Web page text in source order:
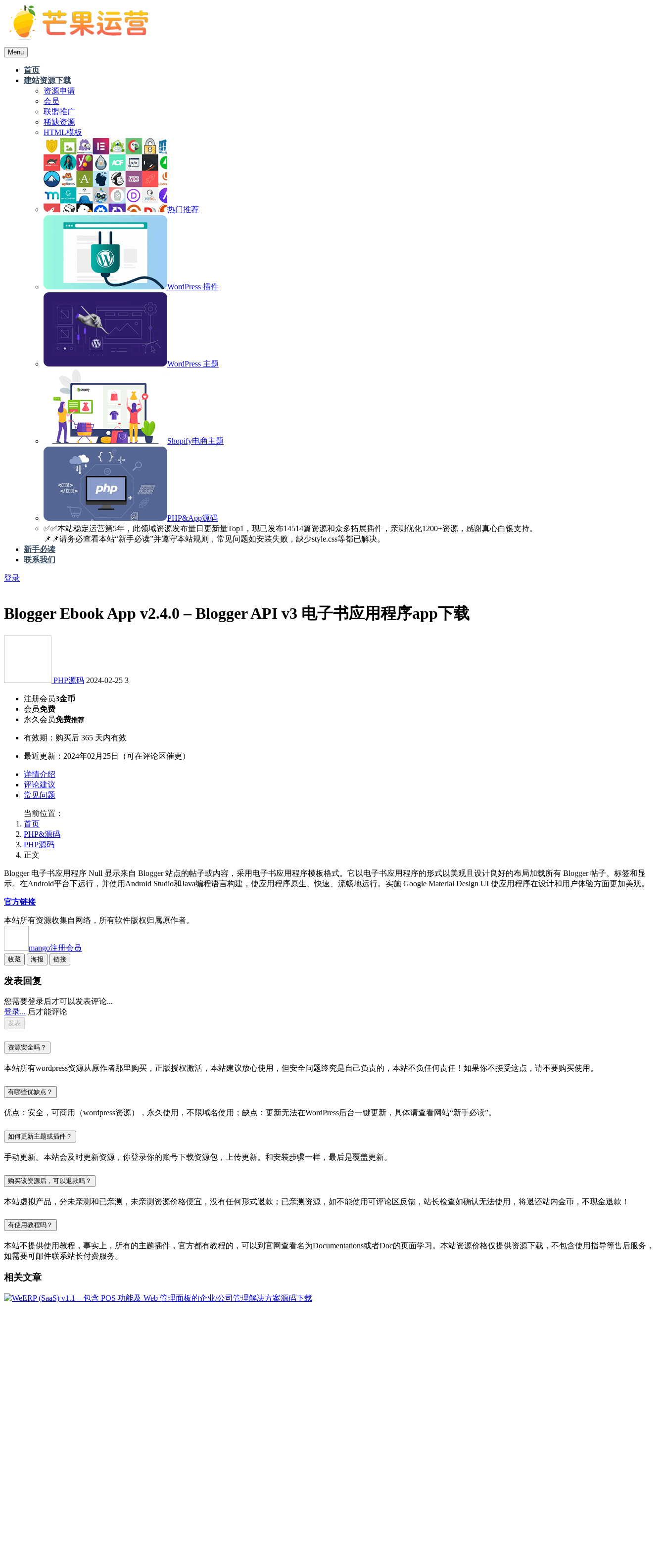
Menu
首页
建站资源下载
资源申请
会员
联盟推广
稀缺资源
HTML模板
热门推荐
WordPress 插件
WordPress 主题
Shopify电商主题
PHP&App源码
✅️✅️本站稳定运营第5年，此领域资源发布量日更新量Top1，现已发布14514篇资源和众多拓展插件，亲测优化1200+资源，感谢真心白银支持。
📌📌请务必查看本站“新手必读”并遵守本站规则，常见问题如安装失败，缺少style.css等都已解决。
新手必读
联系我们
登录
Blogger Ebook App v2.4.0 – Blogger API v3 电子书应用程序app下载
PHP源码 2024-02-25 3
注册会员3金币
会员免费
永久会员免费推荐
有效期：购买后 365 天内有效
最近更新：2024年02月25日（可在评论区催更）
详情介绍
评论建议
常见问题
当前位置：
首页
PHP&源码
PHP源码
正文
Blogger 电子书应用程序 Null 显示来自 Blogger 站点的帖子或内容，采用电子书应用程序模板格式。它以电子书应用程序的形式以美观且设计良好的布局加载所有 Blogger 帖子、标签和显
示。在Android平台下运行，并使用Android Studio和Java编程语言构建，使应用程序原生、快速、流畅地运行。实施 Google Material Design UI 使应用程序在设计和用户体验方面更加美观。
官方链接
本站所有资源收集自网络，所有软件版权归属原作者。
mango注册会员
收藏 海报 链接
发表回复
您需要登录后才可以发表评论...
登录... 后才能评论
资源安全吗？
本站所有wordpress资源从原作者那里购买，正版授权激活，本站建议放心使用，但安全问题终究是自己负责的，本站不负任何责任！如果你不接受这点，请不要购买使用。
有哪些优缺点？
优点：安全，可商用（wordpress资源），永久使用，不限域名使用；缺点：更新无法在WordPress后台一键更新，具体请查看网站“新手必读”。
如何更新主题或插件？
手动更新。本站会及时更新资源，你登录你的账号下载资源包，上传更新。和安装步骤一样，最后是覆盖更新。
购买该资源后，可以退款吗？
本站虚拟产品，分未亲测和已亲测，未亲测资源价格便宜，没有任何形式退款；已亲测资源，如不能使用可评论区反馈，站长检查如确认无法使用，将退还站内金币，不现金退款！
有使用教程吗？
本站不提供使用教程，事实上，所有的主题插件，官方都有教程的，可以到官网查看名为Documentations或者Doc的页面学习。本站资源价格仅提供资源下载，不包含使用指导等售后服务，
如需要可邮件联系站长付费服务。
相关文章